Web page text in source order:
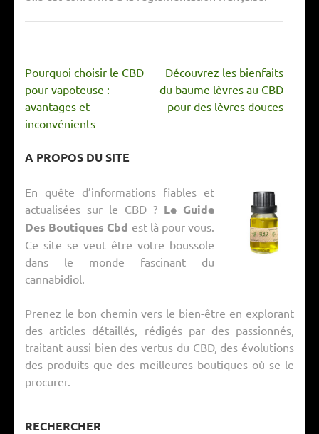
Navigation
de
l’article
Pourquoi choisir le CBD
pour vapoteuse :
avantages et
inconvénients
Découvrez les bienfaits
du baume lèvres au CBD
pour des lèvres douces
A PROPOS DU SITE
En quête d’informations fiables et
actualisées sur le CBD ? Le Guide
Des Boutiques Cbd est là pour vous.
Ce site se veut être votre boussole
dans le monde fascinant du
cannabidiol.
Prenez le bon chemin vers le bien-être en explorant
des articles détaillés, rédigés par des passionnés,
traitant aussi bien des vertus du CBD, des évolutions
des produits que des meilleures boutiques où se le
procurer.
RECHERCHER